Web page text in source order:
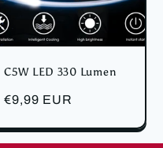
C5W LED 330 Lumen
Normale
€9,99 EUR